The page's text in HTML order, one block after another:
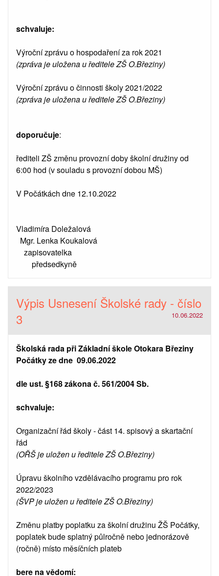
schvaluje:
Výroční zprávu o hospodaření za rok 2021
(zpráva je uložena u ředitele ZŠ O.Březiny)
Výroční zprávu o činnosti školy 2021/2022
(zpráva je uložena u ředitele ZŠ O.Březiny)
doporučuje:
řediteli ZŠ změnu provozní doby školní družiny od
6:00 hod (v souladu s provozní dobou MŠ)
V Počátkách dne 12.10.2022
Vladimíra Doležalová
Mgr. Lenka Koukalová
zapisovatelka
předsedkyně
Výpis Usnesení Školské rady - číslo
3
10.06.2022
Školská rada při Základní škole Otokara Březiny
Počátky ze dne 09.06.2022
dle ust. §168 zákona č. 561/2004 Sb.
schvaluje:
Organizační řád školy - část 14. spisový a skartační
řád
(OŘŠ je uložen u ředitele ZŠ O.Březiny)
Úpravu školního vzdělávacího programu pro rok
2022/2023
(ŠVP je uložen u ředitele ZŠ O.Březiny)
Změnu platby poplatku za školní družinu ŽŠ Počátky,
poplatek bude splatný půlročně nebo jednorázově
(ročně) místo měsíčních plateb
bere na vědomí: